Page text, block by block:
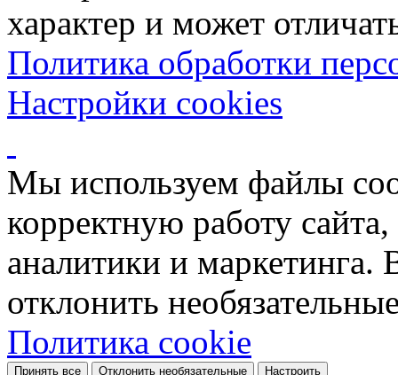
характер и может
Политика обработки
Настройки cookies
Мы используем файлы
корректную работу
аналитики и
отклонить
Политика cookie
Принять все Отклонить необязательные Настроить